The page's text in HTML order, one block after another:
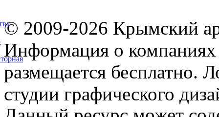
© 2009-2026 Крымский
Информация о компаниях
размещается бесплатно.
студии графического